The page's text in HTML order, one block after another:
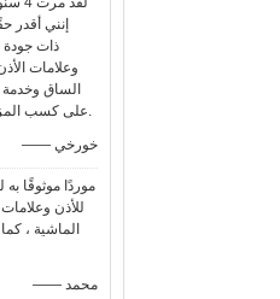
وعلامات
الساق وخدمة
على كسب المزيد من حصة السوق في بلدي.
—— خورخي
الماشية ،
—— محمد